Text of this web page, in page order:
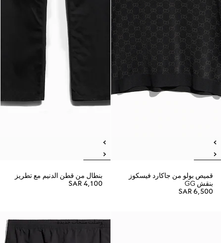
قميص بولو من جاكارد فيسكوز
بنقش GG
SAR 6,500
بنطال من قطن الدنيم مع تطريز
SAR 4,100
وصلت منتجات جديدة